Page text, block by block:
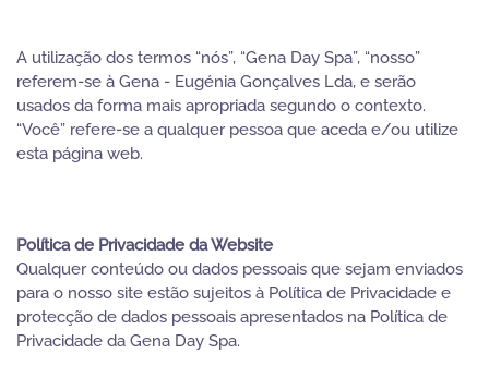
A utilização dos termos “nós”, “Gena Day Spa”, “nosso”
referem-se à Gena - Eugénia Gonçalves Lda, e serão
usados da forma mais apropriada segundo o contexto.
“Você” refere-se a qualquer pessoa que aceda e/ou utilize
esta página web.
Política de Privacidade da Website
Qualquer conteúdo ou dados pessoais que sejam enviados
para o nosso site estão sujeitos à Política de Privacidade e
protecção de dados pessoais apresentados na Política de
Privacidade da Gena Day Spa.